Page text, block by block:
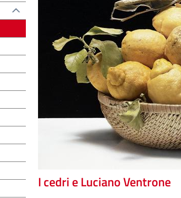
I cedri e Luciano Ventrone